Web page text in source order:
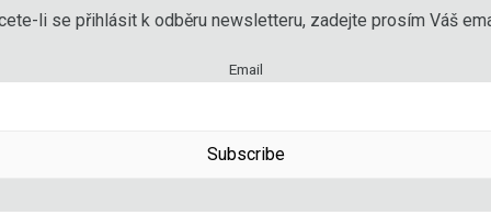
li se přihlásit k odběru newsletteru, zadejte prosím Váš
Email
Subscribe